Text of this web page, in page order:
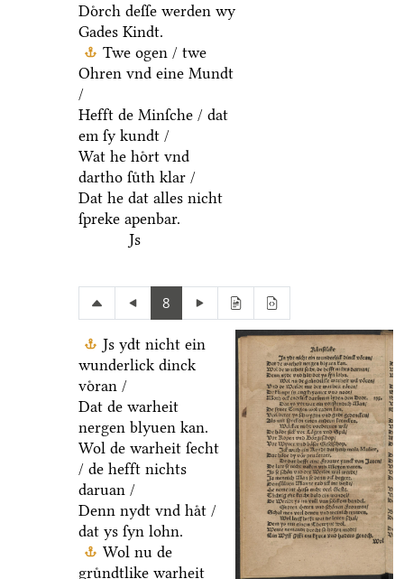
Doͤrch deſſe werden wy
Gades Kindt.
Twe ogen / twe
Ohren vnd eine Mundt
/
Hefft de Minſche / dat
em ſy kundt /
Wat he hoͤrt vnd
dartho ſuͤth klar /
Dat he dat alles nicht
ſpreke apenbar.
Js
8
Js ydt nicht ein
wunderlick dinck
voͤran /
Dat de warheit
nergen blyuen kan.
Wol de warheit ſecht
/ de hefft nichts
daruan /
Denn nydt vnd haͤt /
dat ys ſyn lohn.
Wol nu de
gruͤndtlike warheit